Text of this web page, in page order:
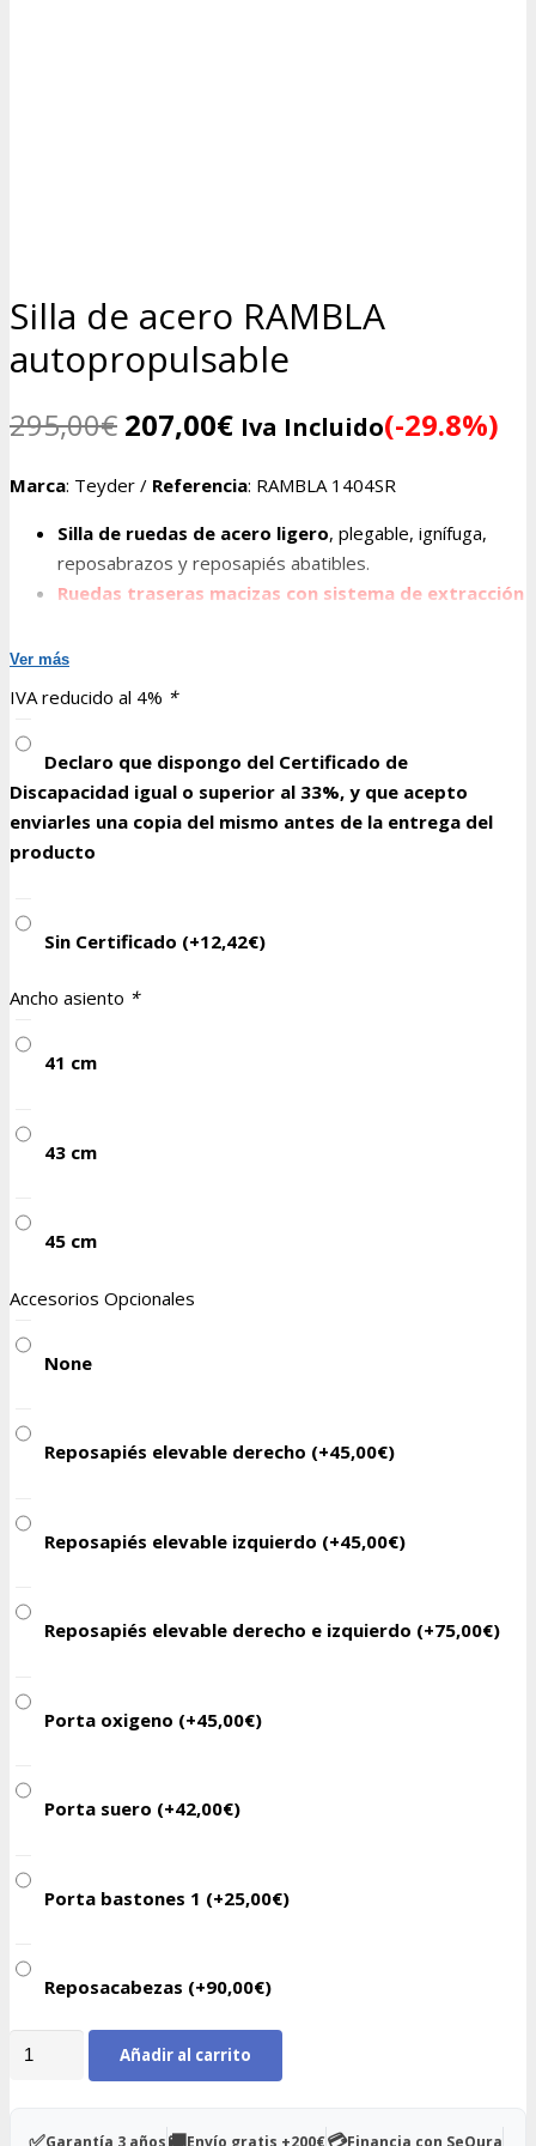
Silla de acero RAMBLA
autopropulsable
295,00€ El
precio
original
295,00€.
207,00€El
actual
207,00€.
Iva Incluido(-29.8%)
Marca: Teyder / Referencia: RAMBLA 1404SR
Silla de ruedas de acero ligero, plegable, ignífuga,
reposabrazos y reposapiés abatibles.
Ruedas traseras macizas con sistema de extracción
Múltiples funciones.
Confort, estabilidad y seguridad
Ver más
IVA reducido al 4% *
Declaro que dispongo del Certificado de
Discapacidad igual o superior al 33%, y que acepto
enviarles una copia del mismo antes de la entrega del
producto
Sin Certificado (+12,42€)
Ancho asiento *
41 cm
43 cm
45 cm
Accesorios Opcionales
None
Reposapiés elevable derecho (+45,00€)
Reposapiés elevable izquierdo (+45,00€)
Reposapiés elevable derecho e izquierdo (+75,00€)
Porta oxigeno (+45,00€)
Porta suero (+42,00€)
Porta bastones 1 (+25,00€)
Reposacabezas (+90,00€)
Silla
RAMBLA
Añadir al carrito